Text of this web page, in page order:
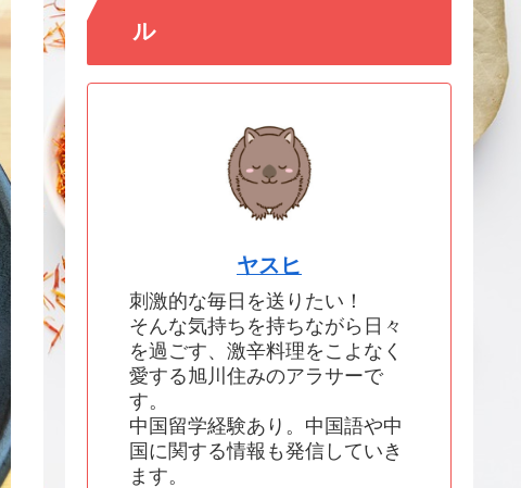
ル
ヤスヒ
刺激的な毎日を送りたい！
そんな気持ちを持ちながら日々
を過ごす、激辛料理をこよなく
愛する旭川住みのアラサーで
す。
中国留学経験あり。中国語や中
国に関する情報も発信していき
ます。